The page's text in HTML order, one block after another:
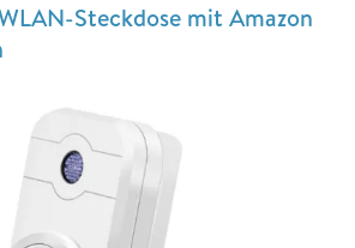
Steckdose mit Amazon